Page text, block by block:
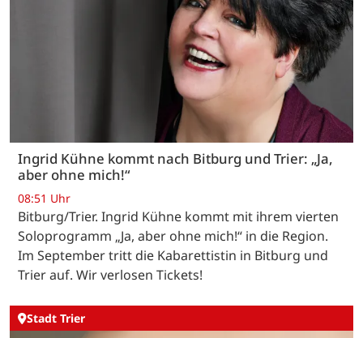
Ingrid Kühne kommt nach Bitburg und Trier: „Ja,
aber ohne mich!“
08:51 Uhr
Bitburg/Trier. Ingrid Kühne kommt mit ihrem vierten
Soloprogramm „Ja, aber ohne mich!“ in die Region.
Im September tritt die Kabarettistin in Bitburg und
Trier auf. Wir verlosen Tickets!
Stadt Trier